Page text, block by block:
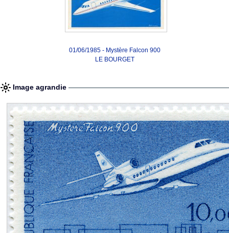
01/06/1985 - Mystère Falcon 900
LE BOURGET
Image agrandie